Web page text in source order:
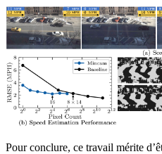
Pour conclure, ce travail mérite